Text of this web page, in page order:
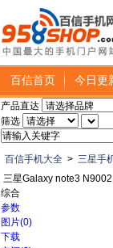
百信首页 今日更
产品直达
筛选
百信手机大全 > 三星手
三星Galaxy note3
综合
参数
图片(0)
下载